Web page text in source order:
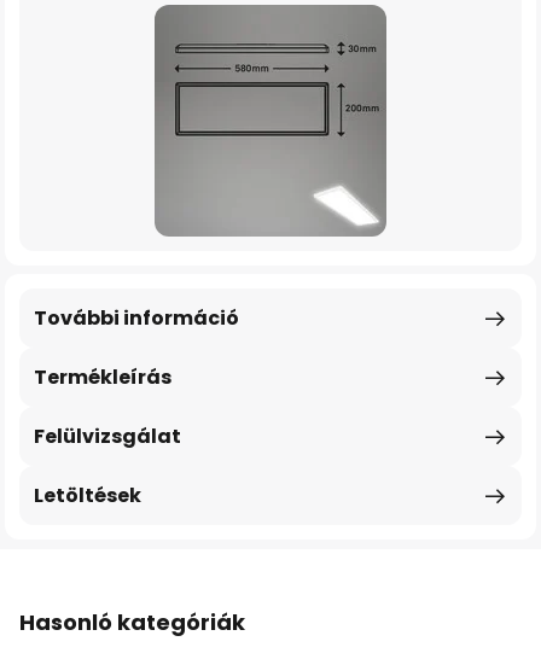
Termékleírás
További információ
Felülvizsgálat
Letöltések
Hasonló kategóriák